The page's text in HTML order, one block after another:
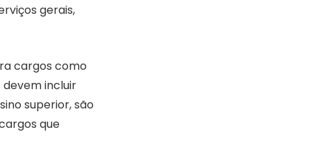
gerais,
cargos como
devem incluir
superior, são
que